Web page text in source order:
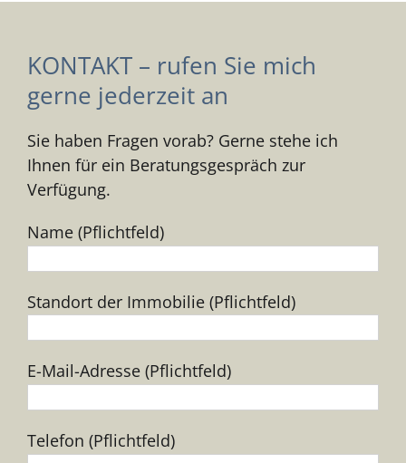
KONTAKT – rufen Sie mich
gerne jederzeit an
Sie haben Fragen vorab? Gerne stehe ich
Ihnen für ein Beratungsgespräch zur
Verfügung.
Name (Pflichtfeld)
Standort der Immobilie (Pflichtfeld)
E-Mail-Adresse (Pflichtfeld)
Telefon (Pflichtfeld)